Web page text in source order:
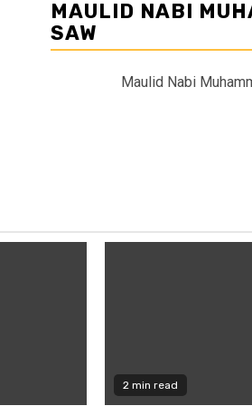
MAULID NABI
SAW
Maulid Nabi
2 min read